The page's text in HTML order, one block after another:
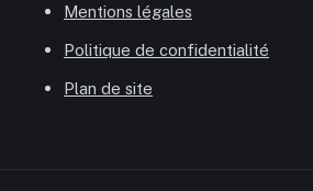
Mentions légales
Politique de confidentialité
Plan de site